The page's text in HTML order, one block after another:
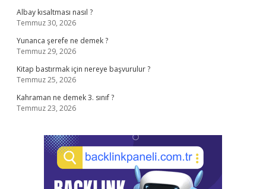
Albay kısaltması nasıl ?
Temmuz 30, 2026
Yunanca şerefe ne demek ?
Temmuz 29, 2026
Kitap bastırmak için nereye başvurulur ?
Temmuz 25, 2026
Kahraman ne demek 3. sınıf ?
Temmuz 23, 2026